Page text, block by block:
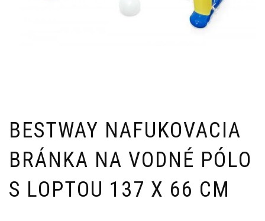
BESTWAY NAFUKOVACIA
BRÁNKA NA VODNÉ PÓLO
S LOPTOU 137 X 66 CM